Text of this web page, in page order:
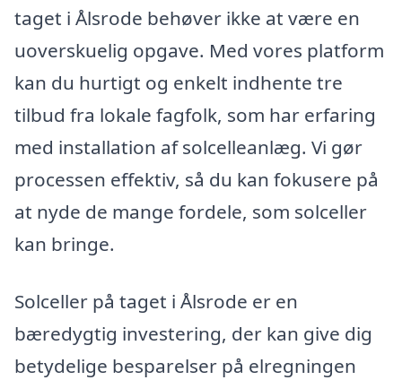
taget i Ålsrode behøver ikke at være en
uoverskuelig opgave. Med vores platform
kan du hurtigt og enkelt indhente tre
tilbud fra lokale fagfolk, som har erfaring
med installation af solcelleanlæg. Vi gør
processen effektiv, så du kan fokusere på
at nyde de mange fordele, som solceller
kan bringe.
Solceller på taget i Ålsrode er en
bæredygtig investering, der kan give dig
betydelige besparelser på elregningen